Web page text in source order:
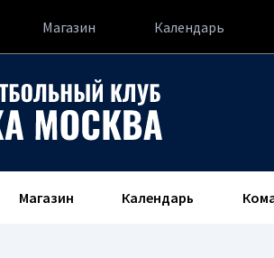
Магазин Календарь
Магазин Календарь